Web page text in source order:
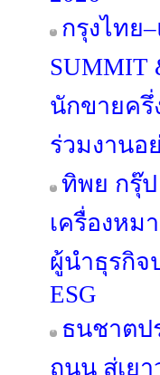
กรุงไทย
SUMMIT
นักขายครึ่
ร่วมงานอ
ทิพย กรุ๊
เครื่องหม
ผู้นำธุรกิจ
ESG
ธนชาตป
ถนน สู่เย